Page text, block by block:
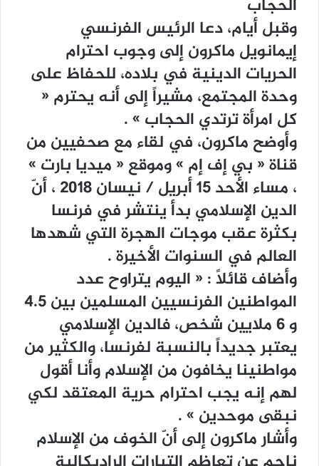
ﺍﻟﺤﺠﺎﺏ
ﻭﻗﺒﻞ ﺃﻳﺎﻡ، ﺩﻋﺎ ﺍﻟﺮﺋﻴﺲ ﺍﻟﻔﺮﻧﺴﻲ
ﺇﻳﻤﺎﻧﻮﻳﻞ ﻣﺎﻛﺮﻭﻥ ﺇﻟﻰ ﻭﺟﻮﺏ ﺍﺣﺘﺮﺍﻡ
ﺍﻟﺤﺮﻳﺎﺕ ﺍﻟﺪﻳﻨﻴﺔ ﻓﻲ ﺑﻼﺩﻩ، ﻟﻠﺤﻔﺎﻅ ﻋﻠﻰ
ﻭﺣﺪﺓ ﺍﻟﻤﺠﺘﻤﻊ، ﻣﺸﻴﺮﺍً ﺇﻟﻰ ﺃﻧﻪ ﻳﺤﺘﺮﻡ ‏«
ﻛﻞ ﺍﻣﺮﺃﺓ ﺗﺮﺗﺪﻱ ﺍﻟﺤﺠﺎﺏ ‏» .
ﻭﺃﻭﺿﺢ ﻣﺎﻛﺮﻭﻥ، ﻓﻲ ﻟﻘﺎﺀ ﻣﻊ ﺻﺤﻔﻴﻴﻦ ﻣﻦ
ﻗﻨﺎﺓ ‏« ﺑﻲ ﺇﻑ ﺇﻡ ‏» ﻭﻣﻮﻗﻊ ‏« ﻣﻴﺪﻳﺎ ﺑﺎﺭﺕ ‏»
، ﻣﺴﺎﺀ ﺍﻷﺣﺪ 15 ﺃﺑﺮﻳﻞ / ﻧﻴﺴﺎﻥ 2018 ، ﺃﻥّ
ﺍﻟﺪﻳﻦ ﺍﻹﺳﻼﻣﻲ ﺑﺪﺃ ﻳﻨﺘﺸﺮ ﻓﻲ ﻓﺮﻧﺴﺎ
ﺑﻜﺜﺮﺓ ﻋﻘﺐ ﻣﻮﺟﺎﺕ ﺍﻟﻬﺠﺮﺓ ﺍﻟﺘﻲ ﺷﻬﺪﻫﺎ
ﺍﻟﻌﺎﻟﻢ ﻓﻲ ﺍﻟﺴﻨﻮﺍﺕ ﺍﻷﺧﻴﺮﺓ .
ﻭﺃﺿﺎﻑ ﻗﺎﺋﻼً : ‏« ﺍﻟﻴﻮﻡ ﻳﺘﺮﺍﻭﺡ ﻋﺪﺩ
ﺍﻟﻤﻮﺍﻃﻨﻴﻦ ﺍﻟﻔﺮﻧﺴﻴﻴﻦ ﺍﻟﻤﺴﻠﻤﻴﻦ ﺑﻴﻦ 4.5
ﻭ 6 ﻣﻼﻳﻴﻦ ﺷﺨﺺ، ﻓﺎﻟﺪﻳﻦ ﺍﻹﺳﻼﻣﻲ
ﻳﻌﺘﺒﺮ ﺟﺪﻳﺪﺍً ﺑﺎﻟﻨﺴﺒﺔ ﻟﻔﺮﻧﺴﺎ، ﻭﺍﻟﻜﺜﻴﺮ ﻣﻦ
ﻣﻮﺍﻃﻨﻴﻨﺎ ﻳﺨﺎﻓﻮﻥ ﻣﻦ ﺍﻹﺳﻼﻡ ﻭﺃﻧﺎ ﺃﻗﻮﻝ
ﻟﻬﻢ ﺇﻧﻪ ﻳﺠﺐ ﺍﺣﺘﺮﺍﻡ ﺣﺮﻳﺔ ﺍﻟﻤﻌﺘﻘﺪ ﻟﻜﻲ
ﻧﺒﻘﻰ ﻣﻮﺣﺪﻳﻦ ‏» .
ﻭﺃﺷﺎﺭ ﻣﺎﻛﺮﻭﻥ ﺇﻟﻰ ﺃﻥّ ﺍﻟﺨﻮﻑ ﻣﻦ ﺍﻹﺳﻼﻡ